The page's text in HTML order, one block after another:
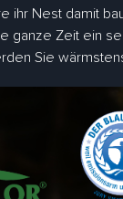
ihr Nest damit
ganze Zeit ein
Sie